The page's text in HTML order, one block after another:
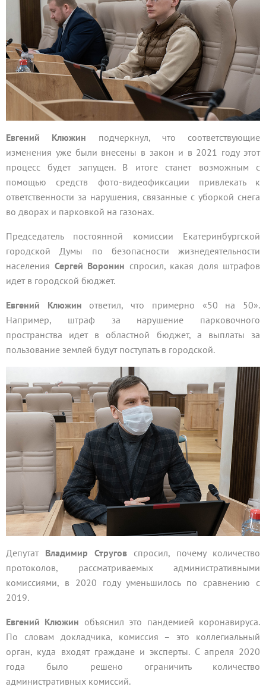
Евгений Клюжин подчеркнул, что соответствующие
изменения уже были внесены в закон и в 2021 году этот
процесс будет запущен. В итоге станет возможным с
помощью средств фото-видеофиксации привлекать к
ответственности за нарушения, связанные с уборкой снега
во дворах и парковкой на газонах.
Председатель постоянной комиссии Екатеринбургской
городской Думы по безопасности жизнедеятельности
населения Сергей Воронин спросил, какая доля штрафов
идет в городской бюджет.
Евгений Клюжин ответил, что примерно «50 на 50».
Например, штраф за нарушение парковочного
пространства идет в областной бюджет, а выплаты за
пользование землей будут поступать в городской.
Депутат Владимир Стругов спросил, почему количество
протоколов, рассматриваемых административными
комиссиями, в 2020 году уменьшилось по сравнению с
2019.
Евгений Клюжин объяснил это пандемией коронавируса.
По словам докладчика, комиссия – это коллегиальный
орган, куда входят граждане и эксперты. С апреля 2020
года было решено ограничить количество
административных комиссий.